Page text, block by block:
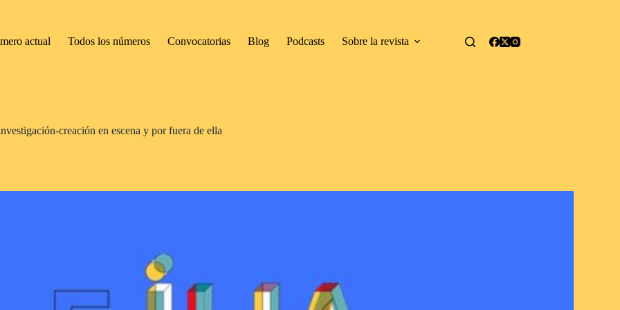
actual
Todos los números Convocatorias Blog Podcasts Sobre la revista
creación en escena y por fuera de ella